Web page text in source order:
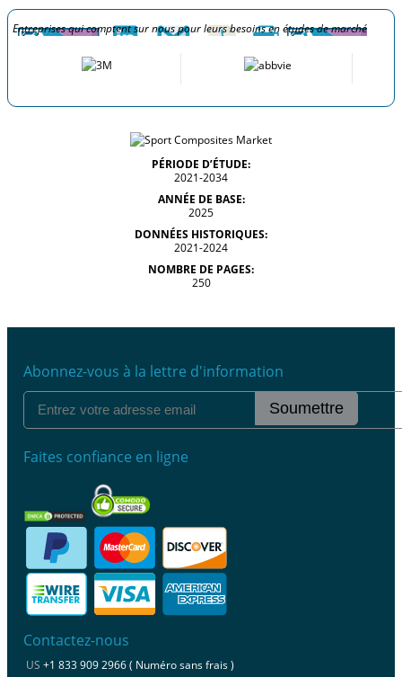
Entreprises qui comptent sur nous pour leurs besoins en études de marché
PÉRIODE D’ÉTUDE:
2021-2034
ANNÉE DE BASE:
2025
DONNÉES HISTORIQUES:
2021-2024
NOMBRE DE PAGES:
250
Abonnez-vous à la lettre d'information
Soumettre
Faites confiance en ligne
Contactez-nous
US +1 833 909 2966 ( Numéro sans frais )